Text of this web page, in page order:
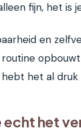
fijn, het is
en
het al druk
het